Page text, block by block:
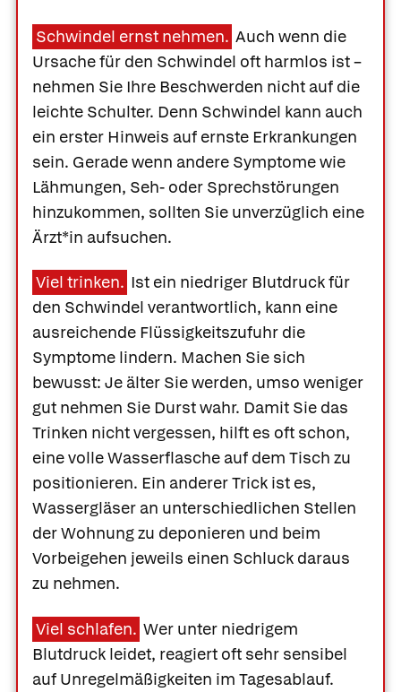
Schwindel ernst nehmen. Auch wenn die
Ursache für den Schwindel oft harmlos ist –
nehmen Sie Ihre Beschwerden nicht auf die
leichte Schulter. Denn Schwindel kann auch
ein erster Hinweis auf ernste Erkrankungen
sein. Gerade wenn andere Symptome wie
Lähmungen, Seh- oder Sprechstörungen
hinzukommen, sollten Sie unverzüglich eine
Ärzt*in aufsuchen.
Viel trinken. Ist ein niedriger Blutdruck für
den Schwindel verantwortlich, kann eine
ausreichende Flüssigkeitszufuhr die
Symptome lindern. Machen Sie sich
bewusst: Je älter Sie werden, umso weniger
gut nehmen Sie Durst wahr. Damit Sie das
Trinken nicht vergessen, hilft es oft schon,
eine volle Wasserflasche auf dem Tisch zu
positionieren. Ein anderer Trick ist es,
Wassergläser an unterschiedlichen Stellen
der Wohnung zu deponieren und beim
Vorbeigehen jeweils einen Schluck daraus
zu nehmen.
Viel schlafen. Wer unter niedrigem
Blutdruck leidet, reagiert oft sehr sensibel
auf Unregelmäßigkeiten im Tagesablauf.